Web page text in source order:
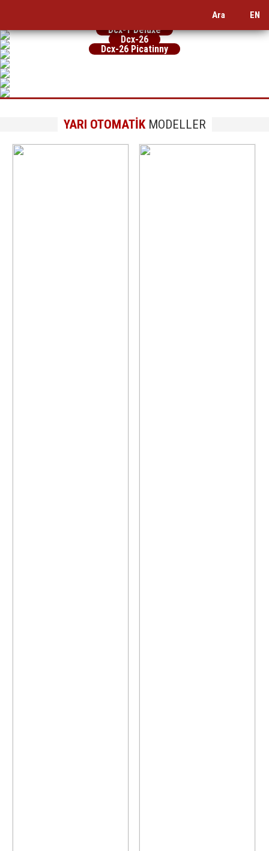
Ara EN
Ürünü incelemek ve sipariş vermek için tıklayın.
Ürünü incelemek ve sipariş vermek için tıklayın.
Parlak Siyah Kaplama
Bronz Renk Cerakote Kaplama, 7070 Sertleştirilmiş Alüminyum
Alaşım
Dcx-1 Deluxe
Üzeri Asit İşleme Gravürlü, Beyaz Krom Kaplama,7070
Sertleştirilmiş Alüminyum Alaşım
Dcx-26
Barak Kesim, Mat Siyah Krom Kaplama, 7070 Sertleştirilmiş
Dcx-26 Picatinny
YARI OTOMATİKMODELLER